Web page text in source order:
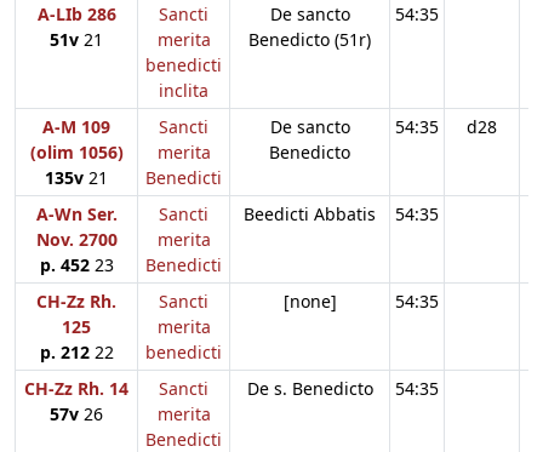
A-LIb 286
51v 21
Sancti
merita
benedicti
inclita
De sancto
Benedicto (51r)
54:35
A-M 109
(olim 1056)
135v 21
Sancti
merita
Benedicti
De sancto
Benedicto
54:35 d28
A-Wn Ser.
Nov. 2700
p. 45223
Sancti
merita
Benedicti
Beedicti Abbatis 54:35
CH-Zz Rh.
125
p. 21222
Sancti
merita
benedicti
[none] 54:35
CH-Zz Rh. 14
57v 26
Sancti
merita
Benedicti
De s. Benedicto 54:35